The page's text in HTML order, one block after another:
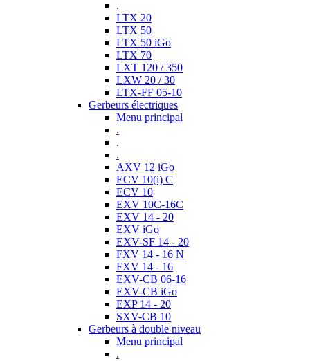
.
LTX 20
LTX 50
LTX 50 iGo
LTX 70
LXT 120 / 350
LXW 20 / 30
LTX-FF 05-10
Gerbeurs électriques
Menu principal
.
.
.
AXV 12 iGo
ECV 10(i) C
ECV 10
EXV 10C-16C
EXV 14 - 20
EXV iGo
EXV-SF 14 - 20
FXV 14 - 16 N
FXV 14 - 16
EXV-CB 06-16
EXV-CB iGo
EXP 14 - 20
SXV-CB 10
Gerbeurs à double niveau
Menu principal
.